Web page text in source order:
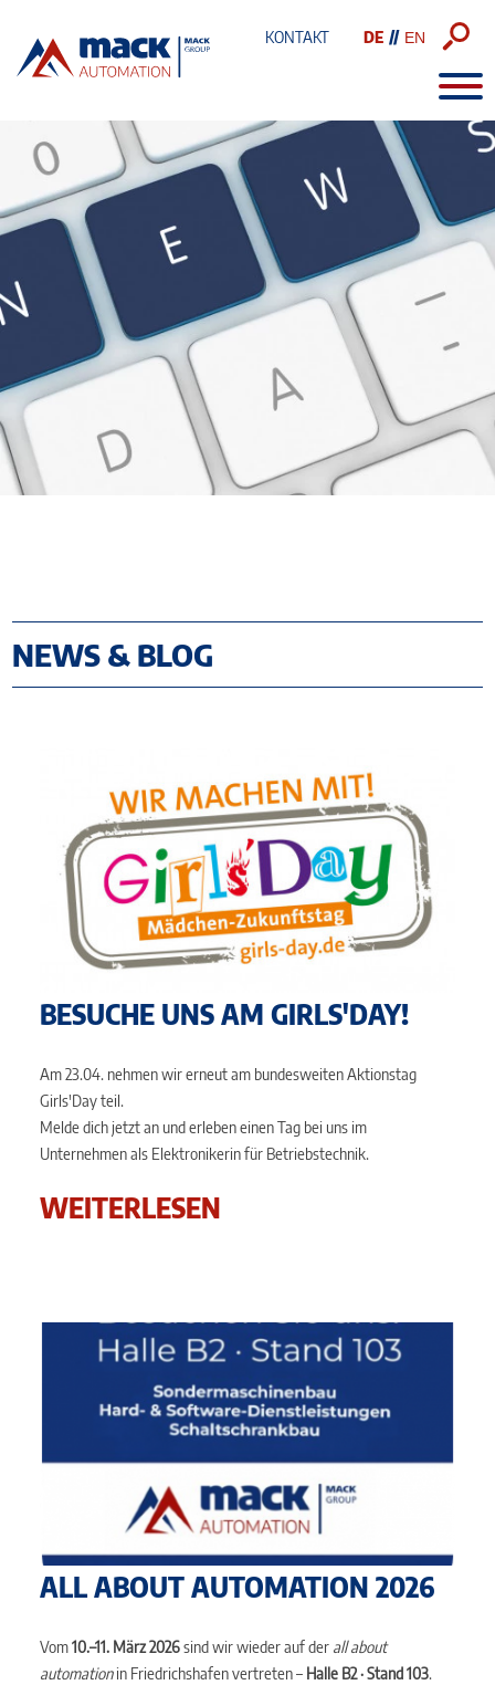
Inhalt
KONTAKT
NEWS & BLOG
BESUCHE UNS AM GIRLS'DAY!
Am 23.04. nehmen wir erneut am bundesweiten Aktionstag
Girls'Day teil.
Melde dich jetzt an und erleben einen Tag bei uns im
Unternehmen als Elektronikerin für Betriebstechnik.
WEITERLESEN
ALL ABOUT AUTOMATION 2026
Vom10.–11. März 2026sind wir wieder auf der all about
automationin Friedrichshafen vertreten – Halle B2 · Stand 103.